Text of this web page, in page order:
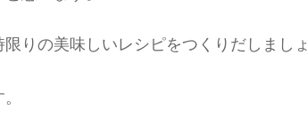
りの美味しいレシピをつくりだしましょ